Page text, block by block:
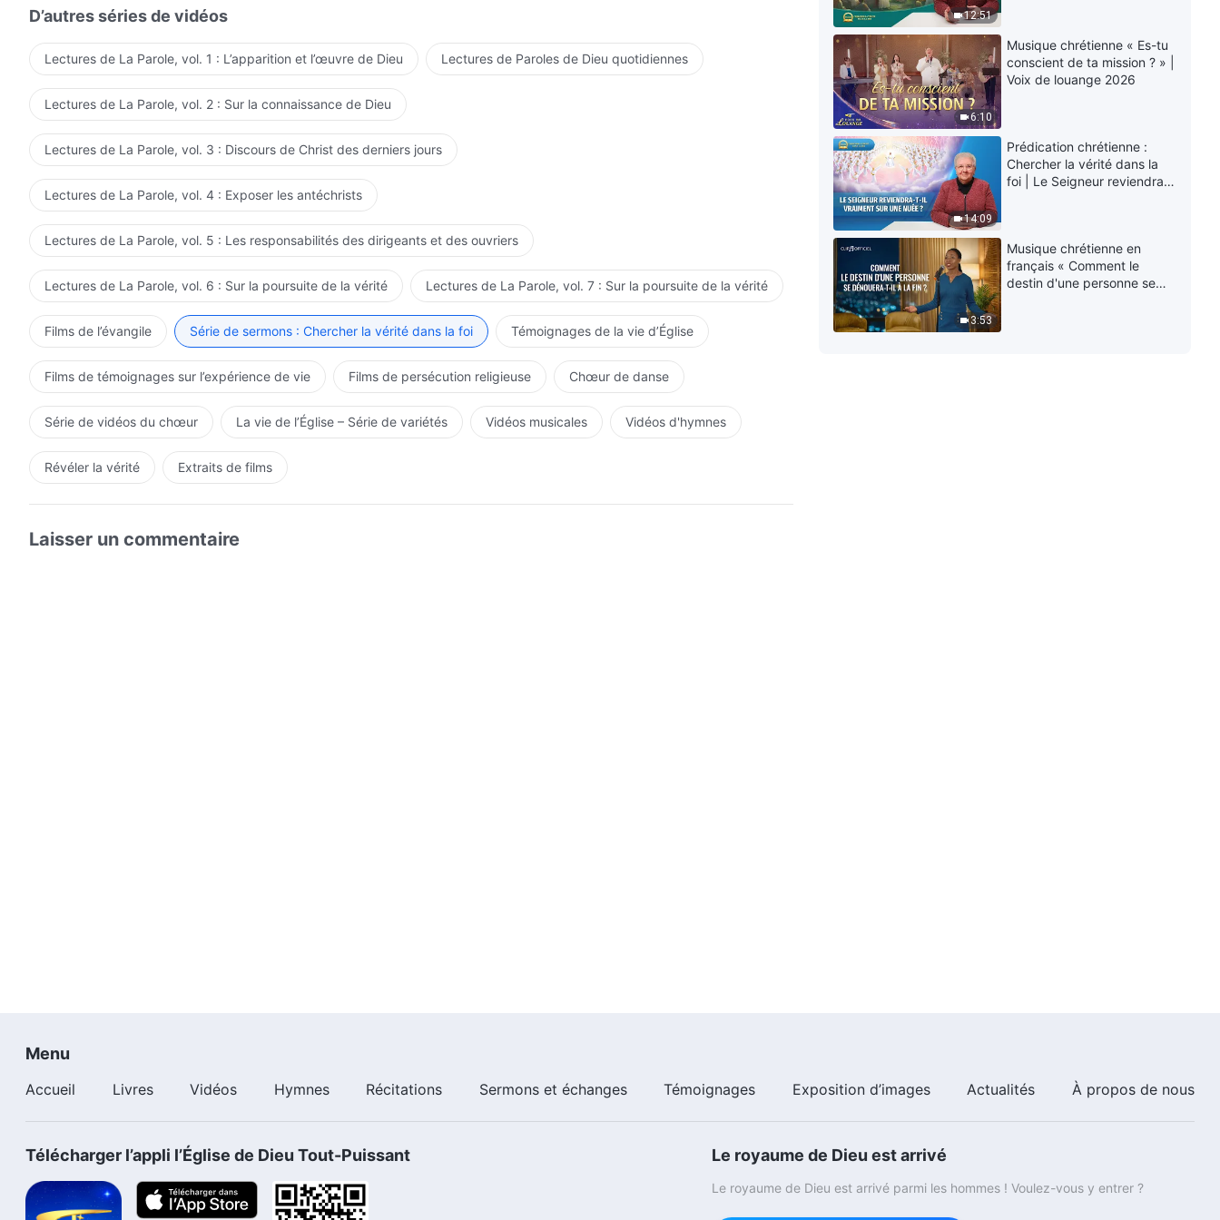
18:55
recherche de la vraie foi |
Comment le Sauveur sauve-t-Il
l’humanité quand Il vient ?
D’autres séries de vidéos
Lectures de La Parole, vol. 1 : L’apparition et l’œuvre de Dieu Lectures de Paroles de Dieu quotidiennes
Lectures de La Parole, vol. 2 : Sur la connaissance de Dieu
Lectures de La Parole, vol. 3 : Discours de Christ des derniers jours
Lectures de La Parole, vol. 4 : Exposer les antéchrists
Lectures de La Parole, vol. 5 : Les responsabilités des dirigeants et des ouvriers
Lectures de La Parole, vol. 6 : Sur la poursuite de la vérité Lectures de La Parole, vol. 7 : Sur la poursuite de la vérité
Films de l’évangile Série de sermons : Chercher la vérité dans la foi Témoignages de la vie d’Église
Films de témoignages sur l’expérience de vie Films de persécution religieuse Chœur de danse
Série de vidéos du chœur La vie de l’Église – Série de variétés Vidéos musicales Vidéos d'hymnes
Révéler la vérité Extraits de films
Laisser un commentaire
12:51
6:10
Musique chrétienne « Es-tu
conscient de ta mission ? » |
Voix de louange 2026
14:09
Prédication chrétienne :
Chercher la vérité dans la
foi | Le Seigneur reviendra-
3:53
Musique chrétienne en
français « Comment le
destin d'une personne se
Menu
Accueil Livres Vidéos Hymnes Récitations Sermons et échanges Témoignages Exposition d’images Actualités À propos de nous
Télécharger l’appli l’Église de Dieu Tout-Puissant Le royaume de Dieu est arrivé
Le royaume de Dieu est arrivé parmi les hommes ! Voulez-vous y entrer ?